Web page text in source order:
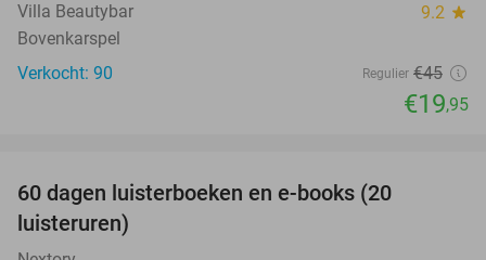
Villa Beautybar 9.2 star
Bovenkarspel
Verkocht: 90
Regulier €45
€19,95
60 dagen luisterboeken en e-books (20
luisteruren)